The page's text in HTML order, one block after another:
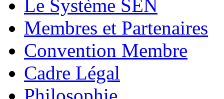
Le Système SEN
Membres et Partenaires
Convention Membre
Cadre Légal